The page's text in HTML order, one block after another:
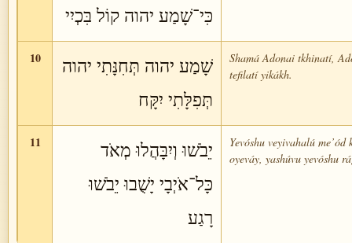
כִּי־שָׁמַע יהוה קוֹל בִּכְיִי
10
שָׁמַע יהוה תְּחִנָּתִי יהוה
תְּפִלָּתִי יִקָּח
Shamá Adonai tkhinatí,
tefilatí yikákh.
11
יֵבֹשׁוּ וְיִבָּהֲלוּ מְאֹד
כָּל־אֹיְבָי יָשֻׁבוּ יֵבֹשׁוּ
רָגַע
Yevóshu veyivahalú me’ód
oyeváy, yashúvu yevóshu